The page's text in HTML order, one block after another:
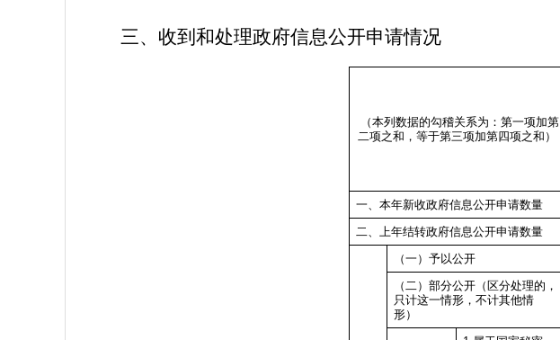
三、 收到和处理政府信息公开申请情况
（本列数据的勾稽关系为：第一项加第
二项之和，等于第三项加第四项之和）
一、本年新收政府信息公开申请数量
二、上年结转政府信息公开申请数量
（一）予以公开
（二）部分公开（区分处理的，
只计这一情形，不计其他情
形）